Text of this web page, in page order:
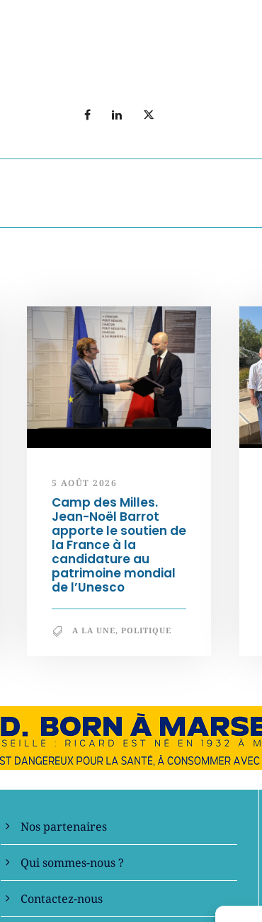
5 AOÛT 2026
Camp des Milles.
Jean-Noël Barrot
apporte le soutien de
la France à la
candidature au
patrimoine mondial
de l’Unesco
A LA UNE, POLITIQUE
En savoir +
Nos partenaires
Qui sommes-nous ?
Contactez-nous